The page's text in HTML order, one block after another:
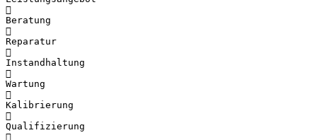

Beratung

Reparatur

Instandhaltung

Wartung

Kalibrierung

Qualifizierung
